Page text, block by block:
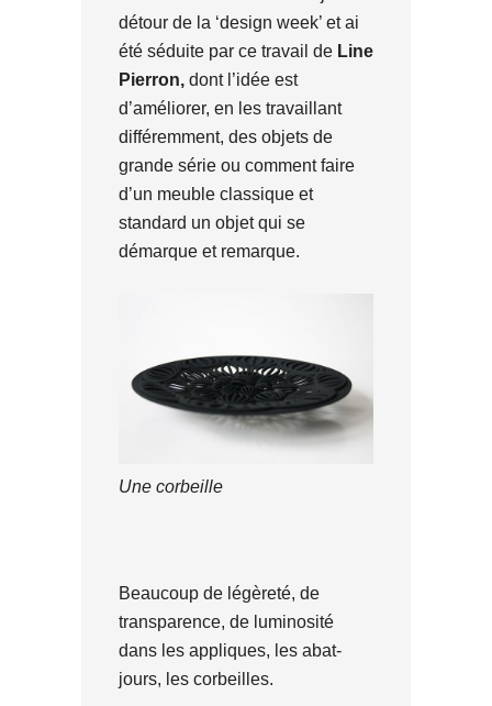
détour de la ‘design week’ et ai
été séduite par ce travail de Line
Pierron, dont l’idée est
d’améliorer, en les travaillant
différemment, des objets de
grande série ou comment faire
d’un meuble classique et
standard un objet qui se
démarque et remarque.
Une corbeille
Beaucoup de légèreté, de
transparence, de luminosité
dans les appliques, les abat-
jours, les corbeilles.